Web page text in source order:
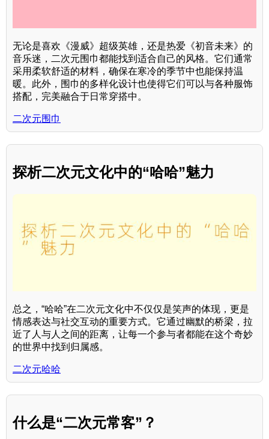
无论是喜欢《漫威》超级英雄，还是热爱《初音未来》的
音乐迷，二次元围巾都能找到适合自己的风格。它们通常
采用柔软舒适的材料，确保在寒冷的季节中也能保持温
暖。此外，围巾的多样化设计也使得它们可以与各种服饰
搭配，完美融合于日常穿搭中。
二次元围巾
探析二次元文化中的“哈哈”魅力
总之，“哈哈”在二次元文化中不仅仅是笑声的体现，更是
情感表达与社交互动的重要方式。它通过幽默的桥梁，拉
近了人与人之间的距离，让每一个参与者都能在这个奇妙
的世界中找到归属感。
二次元哈哈
什么是“二次元常客”？